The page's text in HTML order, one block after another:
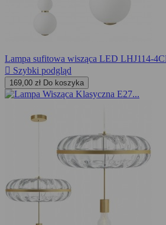
Lampa sufitowa wisząca LED LHJ114-
 Szybki podgląd
169,00 zł Do koszyka